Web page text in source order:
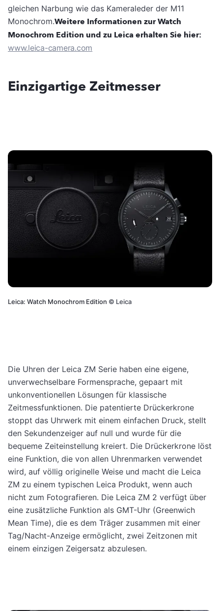
gleichen Narbung wie das Kameraleder der M11
Monochrom.Weitere Informationen zur Watch
Monochrom Edition und zu Leica erhalten Sie hier:
www.leica-camera.com
Einzigartige Zeitmesser
Leica: Watch Monochrom Edition © Leica
Die Uhren der Leica ZM Serie haben eine eigene,
unverwechselbare Formensprache, gepaart mit
unkonventionellen Lösungen für klassische
Zeitmessfunktionen. Die patentierte Drückerkrone
stoppt das Uhrwerk mit einem einfachen Druck, stellt
den Sekundenzeiger auf null und wurde für die
bequeme Zeiteinstellung kreiert. Die Drückerkrone löst
eine Funktion, die von allen Uhrenmarken verwendet
wird, auf völlig originelle Weise und macht die Leica
ZM zu einem typischen Leica Produkt, wenn auch
nicht zum Fotografieren. Die Leica ZM 2 verfügt über
eine zusätzliche Funktion als GMT-Uhr (Greenwich
Mean Time), die es dem Träger zusammen mit einer
Tag/Nacht-Anzeige ermöglicht, zwei Zeitzonen mit
einem einzigen Zeigersatz abzulesen.